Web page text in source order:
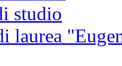
studio
laurea